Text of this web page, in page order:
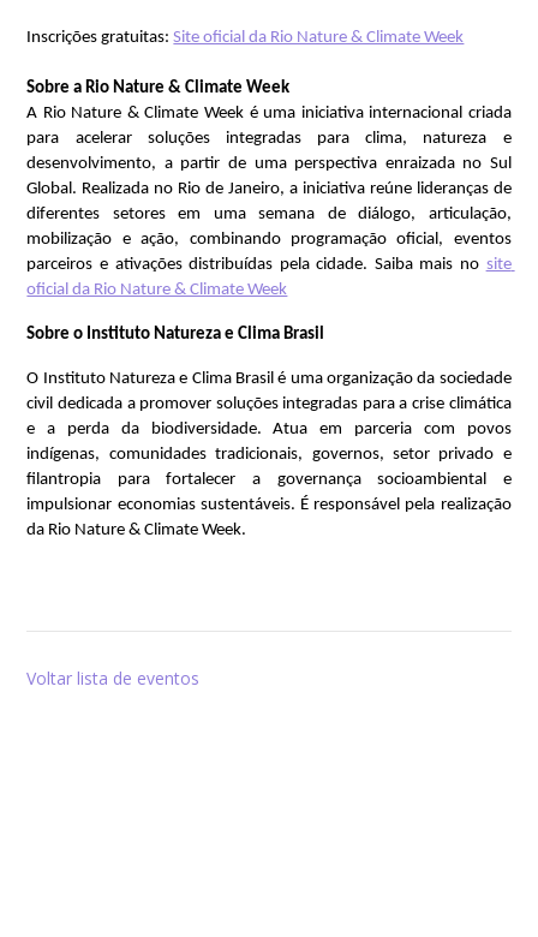
Inscrições gratuitas: Site oficial da Rio Nature & Climate Week
Sobre a Rio Nature & Climate Week
A Rio Nature & Climate Week é uma iniciativa internacional criada
para acelerar soluções integradas para clima, natureza e
desenvolvimento, a partir de uma perspectiva enraizada no Sul
Global. Realizada no Rio de Janeiro, a iniciativa reúne lideranças de
diferentes setores em uma semana de diálogo, articulação,
mobilização e ação, combinando programação oficial, eventos
parceiros e ativações distribuídas pela cidade. Saiba mais no site
oficial da Rio Nature & Climate Week
Sobre o Instituto Natureza e Clima Brasil
O Instituto Natureza e Clima Brasil é uma organização da sociedade
civil dedicada a promover soluções integradas para a crise climática
e a perda da biodiversidade. Atua em parceria com povos
indígenas, comunidades tradicionais, governos, setor privado e
filantropia para fortalecer a governança socioambiental e
impulsionar economias sustentáveis. É responsável pela realização
da Rio Nature & Climate Week.
Voltar lista de eventos